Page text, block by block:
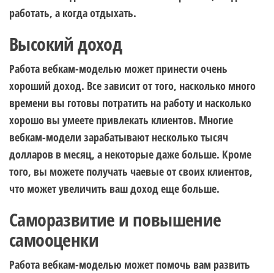
работать, а когда отдыхать.
Высокий доход
Работа вебкам-моделью может принести очень
хороший доход. Все зависит от того, насколько много
времени вы готовы потратить на работу и насколько
хорошо вы умеете привлекать клиентов. Многие
вебкам-модели зарабатывают несколько тысяч
долларов в месяц, а некоторые даже больше. Кроме
того, вы можете получать чаевые от своих клиентов,
что может увеличить ваш доход еще больше.
Саморазвитие и повышение
самооценки
Работа вебкам-моделью может помочь вам развить